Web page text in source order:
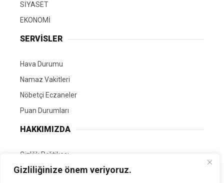
Gizliliğinize önem veriyoruz.
SİYASET
EKONOMİ
SERVİSLER
Hava Durumu
Namaz Vakitleri
Nöbetçi Eczaneler
Puan Durumları
HAKKIMIZDA
Gizlilik Politikası
GÖNÜLLÜ EDİTÖRÜMÜZ OL